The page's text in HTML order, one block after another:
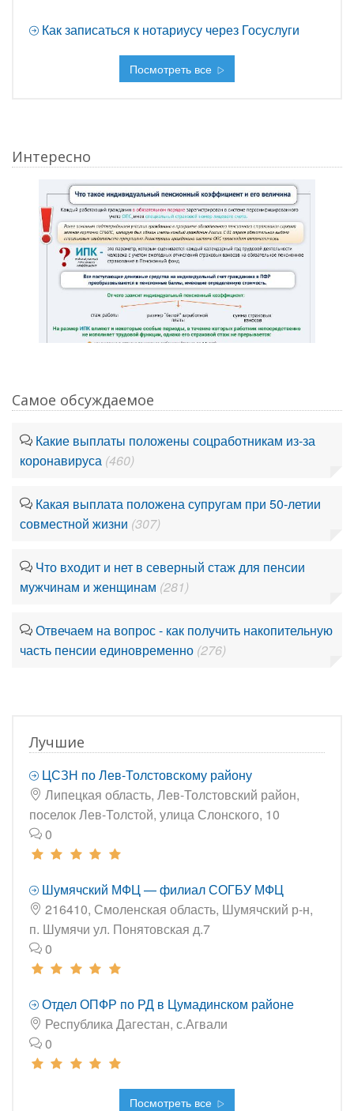
Как записаться к нотариусу через Госуслуги
Посмотреть все
Интересно
Самое обсуждаемое
Какие выплаты положены соцработникам из-за
коронавируса (460)
Какая выплата положена супругам при 50-летии
совместной жизни (307)
Что входит и нет в северный стаж для пенсии
мужчинам и женщинам (281)
Отвечаем на вопрос - как получить накопительную
часть пенсии единовременно (276)
Лучшие
ЦСЗН по Лев-Толстовскому району
Липецкая область, Лев-Толстовский район,
поселок Лев-Толстой, улица Слонского, 10
0
Шумячский МФЦ — филиал СОГБУ МФЦ
216410, Смоленская область, Шумячский р-н,
п. Шумячи ул. Понятовская д.7
0
Отдел ОПФР по РД в Цумадинском районе
Республика Дагестан, с.Агвали
0
Посмотреть все